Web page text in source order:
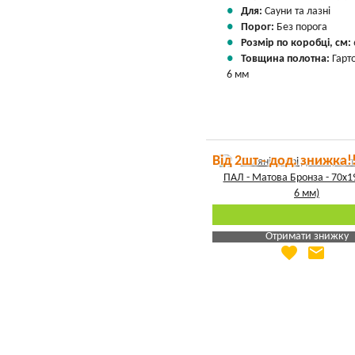
Для: Сауни та лазні
Порог: Без порога
Розмір по коробці, см:
Товщина полотна:
6 мм
Від 2шт - дод.
Отримати знижку
Яка Ваша ціна
favorite email